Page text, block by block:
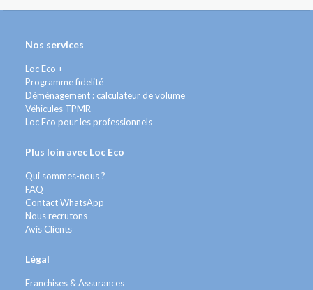
Nos services
Loc Eco +
Programme fidelité
Déménagement : calculateur de volume
Véhicules TPMR
Loc Eco pour les professionnels
Plus loin avec Loc Eco
Qui sommes-nous ?
FAQ
Contact WhatsApp
Nous recrutons
Avis Clients
Légal
Franchises & Assurances